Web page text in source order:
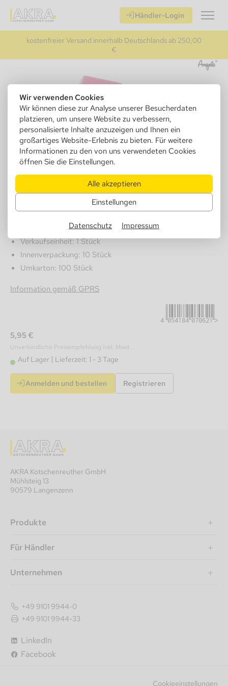
Wir verwenden Cookies
Wir können diese zur Analyse unserer Besucherdaten
platzieren, um unsere Website zu verbessern,
personalisierte Inhalte anzuzeigen und Ihnen ein
großartiges Website-Erlebnis zu bieten. Für weitere
Informationen zu den von uns verwendeten Cookies
öffnen Sie die Einstellungen.
Alle akzeptieren
Einstellungen
Datenschutz Impressum
Händler-Login
kostenfreier Versand innerhalb Deutschlands ab 250,00
€
Zigaretten Etui 20er, pink mit
Gummi außen und innen
Verkaufseinheit: 1 Stück
Innenverpackung: 10 Stück
Umkarton: 100 Stück
Information gemäß GPRS
4054184070621
5,95 €
Unverbindliche Preisempfehlung inkl. Mwst.
Auf Lager Lieferzeit: 1 - 3 Tage
Anmelden und bestellen Registrieren
AKRA Kotschenreuther GmbH
Mühlsteig 13
90579 Langenzenn
Produkte
Für Händler
Unternehmen
LinkedIn
Facebook
+49 9101 9944-0
+49 9101 9944-33
Cookieeinstellungen